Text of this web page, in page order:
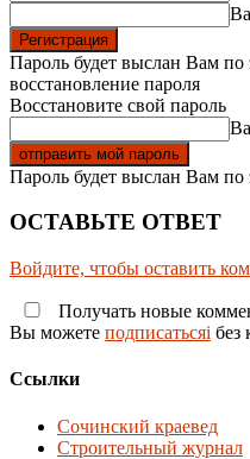
Пароль будет выслан Вам по
восстановление пароля
Восстановите свой пароль
Пароль будет выслан Вам по
ОСТАВЬТЕ ОТВЕТ
Войдите, чтобы оставить
Получать новые
Вы можете подписатьсяi без
Ссылки
Сочинский краевед
Строительный журнал